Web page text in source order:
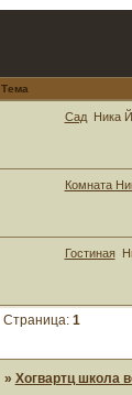
Тема
Сад
Ника
Комната
Гостиная
Страница: 1
» Хогвартц школа